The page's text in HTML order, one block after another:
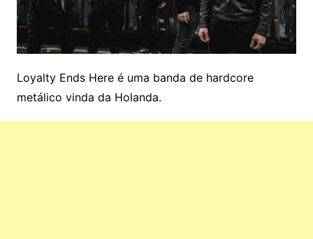
Loyalty Ends Here é uma banda de hardcore
metálico vinda da Holanda.